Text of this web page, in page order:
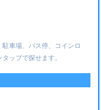
車場、バス停、コインロ
ップで探せます。